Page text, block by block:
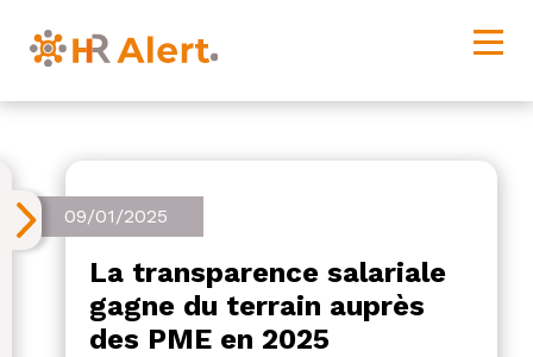
09/01/2025
La transparence salariale
gagne du terrain auprès
des PME en 2025